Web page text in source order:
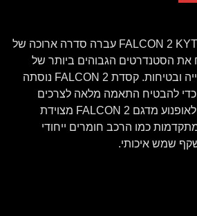
קסדה מלאה של מותג FALCON 2 KYT עברה סדרה ארוכה של
את הסטנדרטים הגבוהים ביותר של
נוחות שימוש, איכות בנייה ובטיחות. קסדת FALCON 2 נוסתה
כדי להבטיח התאמה מלאה לצרכים
ולמצבים שונים. קסדה לאופנוע מדגם FALCON 2 מצוידת
כמו הרכב חומרים ייחודי
שמש איכותי.